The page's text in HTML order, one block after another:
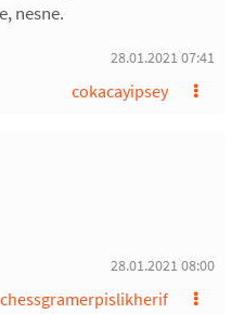
nesne.
28.01.2021 07:41
cokacayipsey
28.01.2021 08:00
chessgramerpislikherif